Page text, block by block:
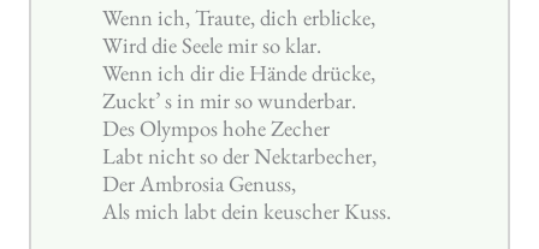
Wenn ich, Traute, dich erblicke,
Wird die Seele mir so klar.
Wenn ich dir die Hände drücke,
Zuckt’ s in mir so wunderbar.
Des Olympos hohe Zecher
Labt nicht so der Nektarbecher,
Der Ambrosia Genuss,
Als mich labt dein keuscher Kuss.